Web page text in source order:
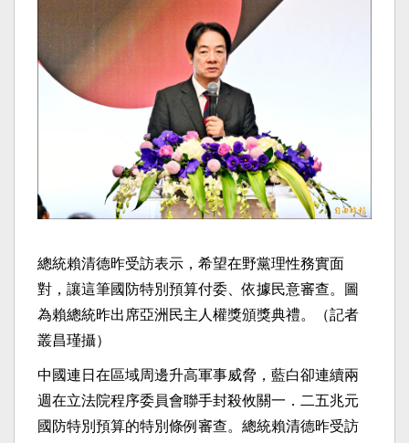
總統賴清德昨受訪表示，希望在野黨理性務實面
對，讓這筆國防特別預算付委、依據民意審查。圖
為賴總統昨出席亞洲民主人權獎頒獎典禮。（記者
叢昌瑾攝）
中國連日在區域周邊升高軍事威脅，藍白卻連續兩
週在立法院程序委員會聯手封殺攸關一．二五兆元
國防特別預算的特別條例審查。總統賴清德昨受訪